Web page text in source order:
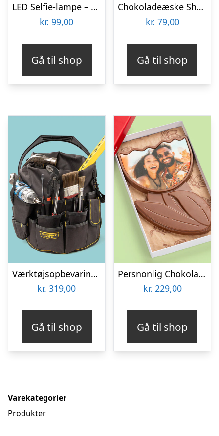
LED Selfie-lampe – Vooni
kr. 99,00
Gå til shop
Chokoladeæske Shopping
kr. 79,00
Gå til shop
Værktøjsopbevaring til spand
kr. 319,00
Gå til shop
Persnonlig Chokoladeblomst med Billede
kr. 229,00
Gå til shop
Varekategorier
Produkter